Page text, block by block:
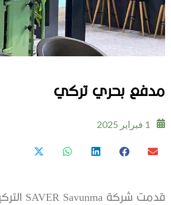
مدفع بحري تركي
1 فبراير 2025